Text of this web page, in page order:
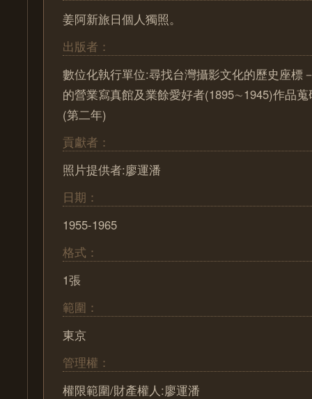
姜阿新旅日個人獨照。
出版者：
數位化執行單位:尋找台灣攝影文化的歷史座標
的營業寫真館及業餘愛好者(1895∼1945)作品
(第二年)
貢獻者：
照片提供者:廖運潘
日期：
1955-1965
格式：
1張
範圍：
東京
管理權：
權限範圍/財產權人:廖運潘